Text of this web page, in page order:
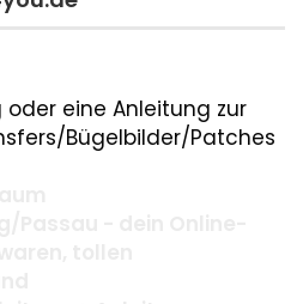
eine Anleitung zur
Bügelbilder/Patches